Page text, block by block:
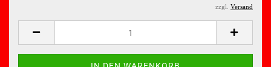
zzgl. Versand